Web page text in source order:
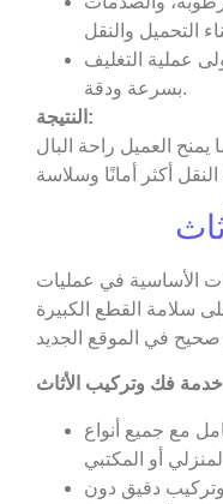
عملية التغليف
بسرعة ودقة.
النتيجة:
يمنح العميل راحة البال
الأساسية في عمليات
سلامة القطع الكبيرة
مع جميع أنواع
دقيق دون